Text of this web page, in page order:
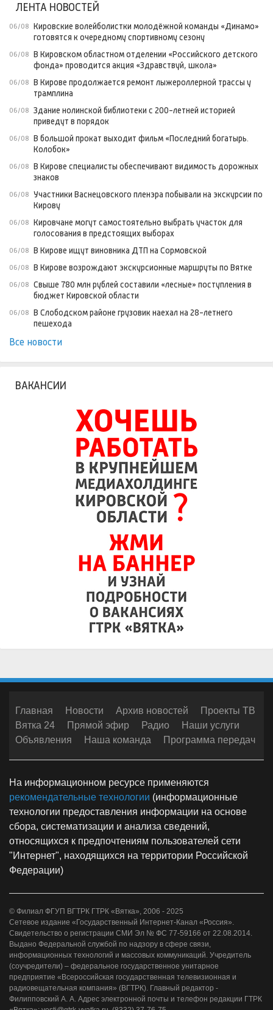
ЛЕНТА НОВОСТЕЙ
06/08 Кировские волейболистки молодёжной команды «Динамо»
готовятся к очередному спортивному сезону
06/08 В Кировском областном отделении «Российского детского
фонда» проводится акция «Здравствуй, школа»
06/08 В Кирове продолжается ремонт лыжероллерной трассы у
трамплина
06/08 Здание нолинской библиотеки с 200-летней историей
приведут в порядок
06/08 В большой прокат выходит фильм «Последний богатырь.
Колобок»
06/08 В Кирове специалисты обеспечивают видимость дорожных
знаков
06/08 Участники Васнецовского пленэра побывали на экскурсии по
Кирову
06/08 Кировчане могут самостоятельно выбрать участок для
голосования в предстоящих выборах
06/08 В Кирове ищут виновника ДТП на Сормовской
06/08 В Кирове возрождают экскурсионные маршруты по Вятке
06/08 Свыше 780 млн рублей составили «лесные» поступления в
бюджет Кировской области
06/08 В Слободском районе грузовик наехал на 28-летнего
пешехода
Все новости
ВАКАНСИИ
Главная Новости Архив новостей
Проекты ТВ
Вятка 24
Прямой эфир Радио
Наши услуги
Объявления
Наша команда Программа передач
На информационном ресурсе применяются
рекомендательные технологии (информационные
технологии предоставления информации на основе
сбора, систематизации и анализа сведений,
относящихся к предпочтениям пользователей сети
"Интернет", находящихся на территории Российской
Федерации)
© Филиал ФГУП ВГТРК ГТРК «Вятка», 2006 - 2025
Сетевое издание «Государственный Интернет-Канал «Россия».
Свидетельство о регистрации СМИ Эл № ФС 77-59166 от 22.08.2014.
Выдано Федеральной службой по надзору в сфере связи,
информационных технологий и массовых коммуникаций. Учредитель
(соучредители) – федеральное государственное унитарное
предприятие «Всероссийская государственная телевизионная и
радиовещательная компания» (ВГТРК). Главный редактор -
Филипповский А. А. Адрес электронной почты и телефон редакции ГТРК